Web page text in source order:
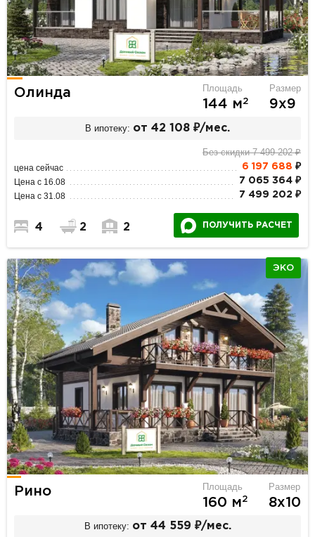
Олинда Площадь
144 м2
Размер
9х9
В ипотеку: от 42 108 ₽/мес.
Без скидки 7 499 202 ₽
цена сейчас 6 197 688 ₽
Цена с 16.08 7 065 364 ₽
Цена с 31.08 7 499 202 ₽
4 2 2 ПОЛУЧИТЬ РАСЧЕТ
ЭКО
Рино Площадь
160 м2
Размер
8х10
В ипотеку: от 44 559 ₽/мес.